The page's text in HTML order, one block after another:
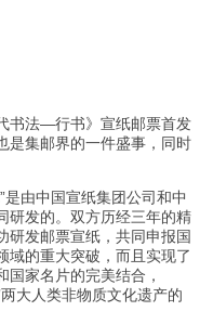
法—行书》宣纸邮票首发
是集邮界的一件盛事，同时
由中国宣纸集团公司和中
研发的。双方历经三年的精
研发邮票宣纸，共同申报国
域的重大突破，而且实现了
国家名片的完美结合，
大人类非物质文化遗产的